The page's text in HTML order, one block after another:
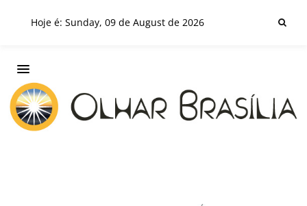
Hoje é: Sunday, 09 de August de 2026